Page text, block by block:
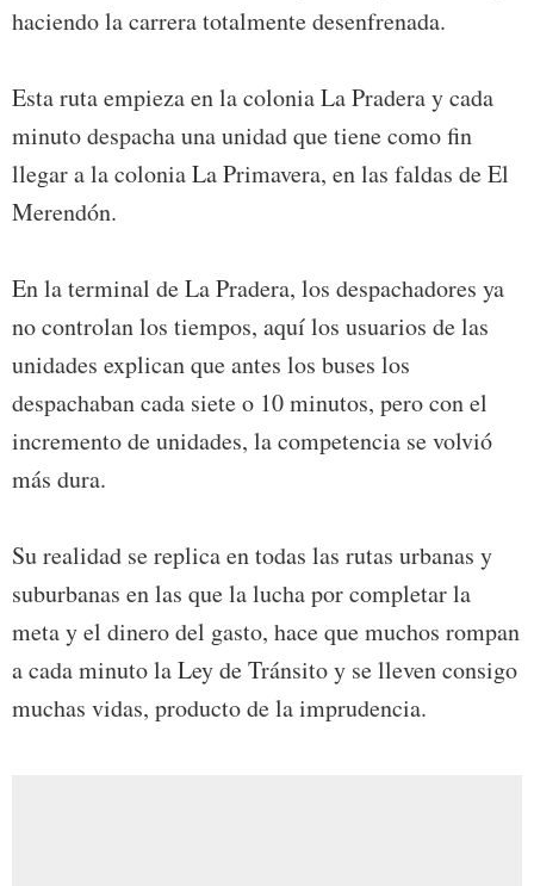
haciendo la carrera totalmente desenfrenada.
Esta ruta empieza en la colonia La Pradera y cada
minuto despacha una unidad que tiene como fin
llegar a la colonia La Primavera, en las faldas de El
Merendón.
En la terminal de La Pradera, los despachadores ya
no controlan los tiempos, aquí los usuarios de las
unidades explican que antes los buses los
despachaban cada siete o 10 minutos, pero con el
incremento de unidades, la competencia se volvió
más dura.
Su realidad se replica en todas las rutas urbanas y
suburbanas en las que la lucha por completar la
meta y el dinero del gasto, hace que muchos rompan
a cada minuto la Ley de Tránsito y se lleven consigo
muchas vidas, producto de la imprudencia.